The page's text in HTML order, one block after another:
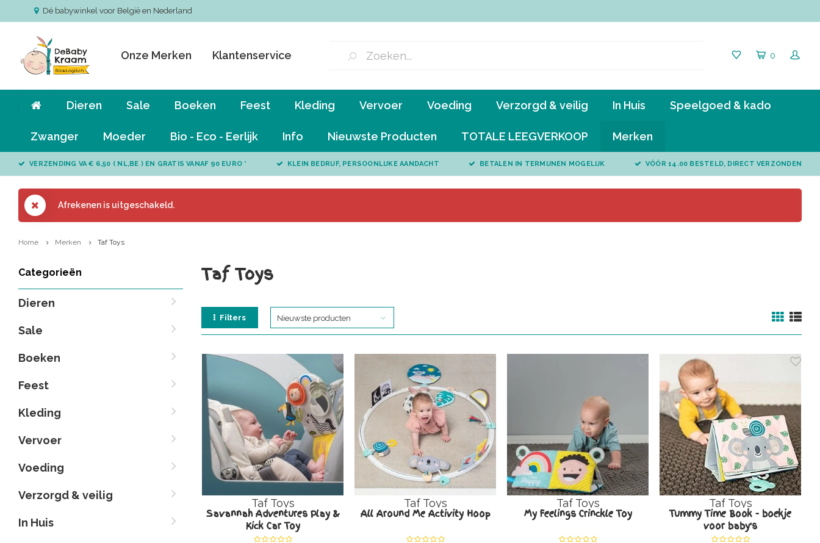
Dé babywinkel voor België en Nederland
Onze Merken Klantenservice 0
Dieren Sale Boeken Feest Kleding Vervoer Voeding Verzorgd & veilig In Huis Speelgoed & kado
Zwanger Moeder Bio - Eco - Eerlijk Info Nieuwste Producten TOTALE LEEGVERKOOP Merken
VERZENDING VA € 6,50 ( NL,BE ) EN GRATIS VANAF 90 EURO * KLEIN BEDRIJF, PERSOONLIJKE AANDACHT BETALEN IN TERMIJNEN MOGELIJK VÓÓR 14.00 BESTELD, DIRECT VERZONDEN
Afrekenen is uitgeschakeld.
Home Merken Taf Toys
Categorieën
Dieren
Sale
Boeken
Feest
Kleding
Vervoer
Voeding
Verzorgd & veilig
In Huis
Taf Toys
Filters Nieuwste producten
Taf Toys
Savannah Adventures Play &
Kick Car Toy
Taf Toys
All Around Me Activity Hoop
Taf Toys
My Feelings Crinckle Toy
Taf Toys
Tummy Time Book - boekje
voor baby's